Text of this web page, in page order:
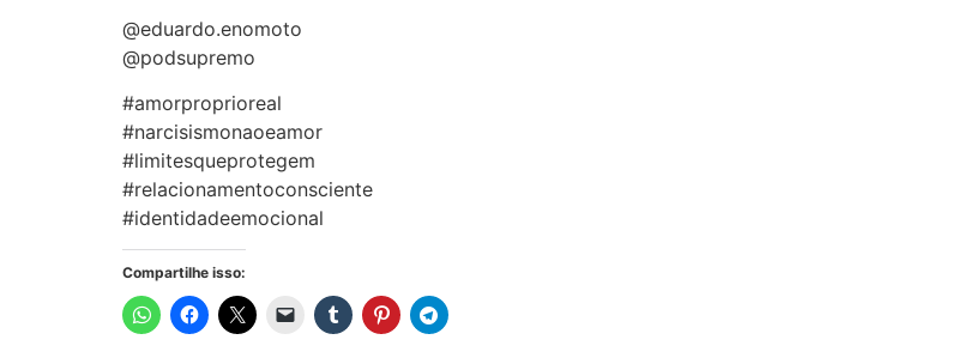
@eduardo.enomoto
@podsupremo
#amorproprioreal
#narcisismonaoeamor
#limitesqueprotegem
#relacionamentoconsciente
#identidadeemocional
Compartilhe isso: